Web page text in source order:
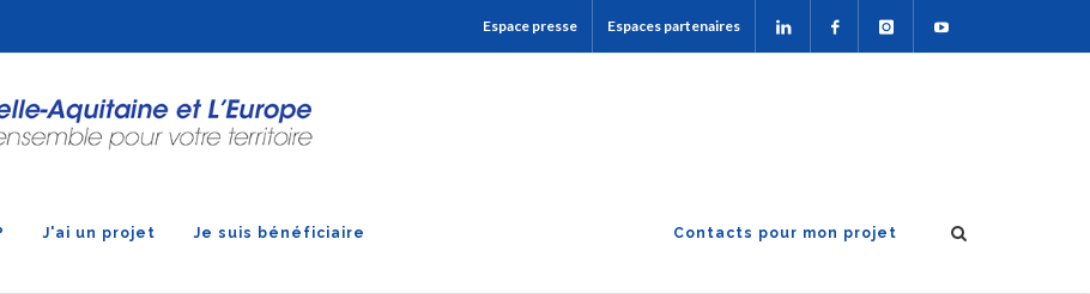
Espace presse Espaces partenaires
J'ai un projet Je suis bénéficiaire Contacts pour mon projet